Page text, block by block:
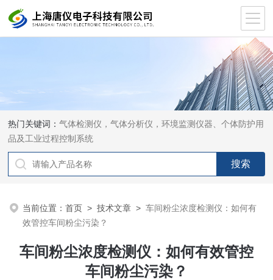
热门关键词：气体检测仪，气体分析仪，环境监测仪器、个体防护用
品及工业过程控制系统
当前位置：首页 >技术文章 >车间粉尘浓度检测仪：如何有
效管控车间粉尘污染？
车间粉尘浓度检测仪：如何有效管控
车间粉尘污染？